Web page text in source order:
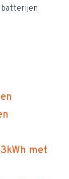
batterijen
met